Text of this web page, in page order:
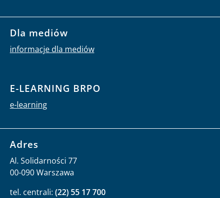
Dla mediów
informacje dla mediów
E-LEARNING BRPO
e-learning
Adres
Al. Solidarności 77
00-090 Warszawa
tel. centrali: (22) 55 17 700